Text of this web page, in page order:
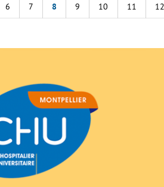
6 7 8 9 10 11 12